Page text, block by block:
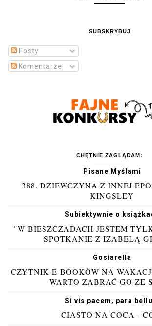
SUBSKRYBUJ
Posty
Komentarze
CHĘTNIE ZAGLĄDAM:
Pisane Myślami
388. DZIEWCZYNA Z INNEJ
KINGSLEY
Subiektywnie o
"W BIESZCZADACH JESTEM
SPOTKANIE Z IZABELĄ
Gosiarella
CZYTNIK E-BOOKÓW NA
WARTO ZABRAĆ GO ZE
Si vis pacem, para
CIASTO NA COCA -